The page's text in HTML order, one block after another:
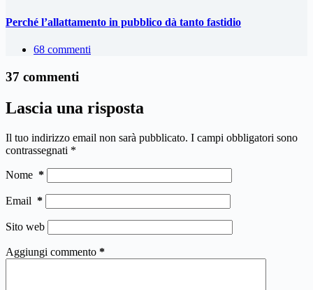
Perché l’allattamento in pubblico dà tanto fastidio
68 commenti
37 commenti
Lascia una risposta
Il tuo indirizzo email non sarà pubblicato. I campi obbligatori sono
contrassegnati *
Nome *
Email *
Sito web
Aggiungi commento *